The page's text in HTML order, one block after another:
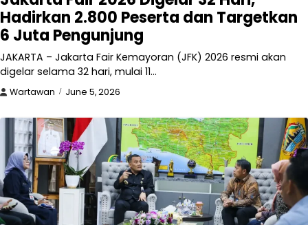
Hadirkan 2.800 Peserta dan Targetkan
6 Juta Pengunjung
JAKARTA – Jakarta Fair Kemayoran (JFK) 2026 resmi akan
digelar selama 32 hari, mulai 11…
Wartawan June 5, 2026